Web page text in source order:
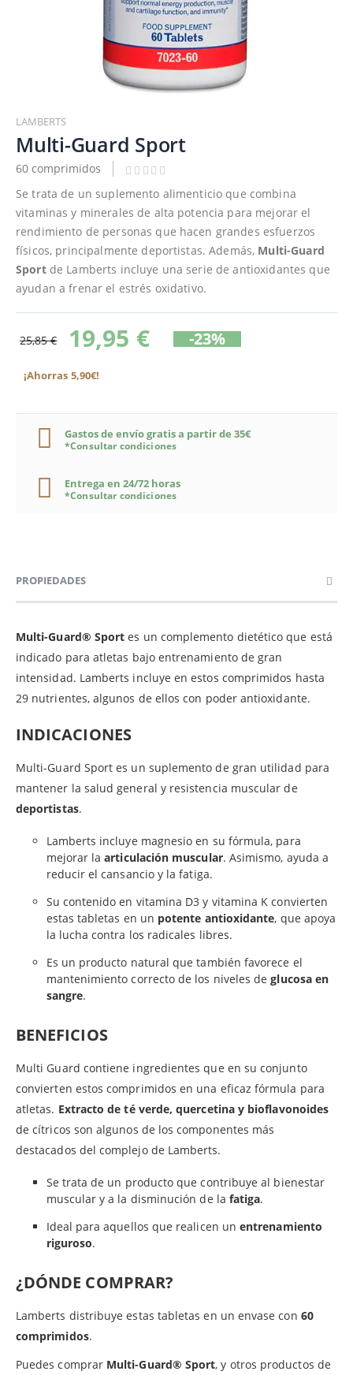
al
comienzo
de
la
galería
imágenes
LAMBERTS
Multi-Guard Sport
60 comprimidos
Se trata de un suplemento alimenticio que combina
vitaminas y minerales de alta potencia para mejorar el
rendimiento de personas que hacen grandes esfuerzos
físicos, principalmente deportistas. Además, Multi-Guard
Sportde Lamberts incluye una serie de antioxidantes que
ayudan a frenar el estrés oxidativo.
25,85 € 19,95 € -23%
¡Ahorras 5,90€!
Gastos de envío gratis a partir de 35€
*Consultar condiciones
Entrega en 24/72 horas
*Consultar condiciones
PROPIEDADES
Multi-Guard® Sport es un complemento dietético que está
indicado para atletas bajo entrenamiento de gran
intensidad. Lamberts incluye en estos comprimidos hasta
29 nutrientes, algunos de ellos con poder antioxidante.
INDICACIONES
Multi-Guard Sport es un suplemento de gran utilidad para
mantener la salud general y resistencia muscular de
deportistas.
Lamberts incluye magnesio en su fórmula, para
mejorar laarticulación muscular. Asimismo, ayuda a
reducir el cansancio y la fatiga.
Su contenido en vitamina D3 y vitamina K convierten
estas tabletas en un potente antioxidante, que apoya
la lucha contra los radicales libres.
Es un producto natural que también favorece el
mantenimiento correcto de los niveles deglucosa en
sangre.
BENEFICIOS
Multi Guard contiene ingredientes que en su conjunto
convierten estos comprimidos en una eficaz fórmula para
atletas. Extracto de té verde, quercetina y bioflavonoides
de cítricos son algunos de los componentes más
destacados del complejo de Lamberts.
Se trata de un producto que contribuye al bienestar
muscular y a la disminución de la fatiga.
Ideal para aquellos que realicen unentrenamiento
riguroso.
¿DÓNDE COMPRAR?
Lamberts distribuye estas tabletas en un envase con 60
comprimidos.
Puedes comprar Multi-Guard® Sport, y otros productos de